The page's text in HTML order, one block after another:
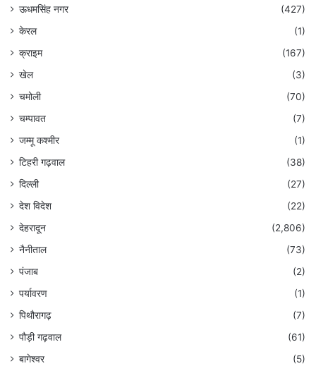
ऊधमसिंह नगर
(427)
केरल
(1)
क्राइम
(167)
खेल
(3)
चमोली
(70)
चम्पावत
(7)
जम्मू कश्मीर
(1)
टिहरी गढ़वाल
(38)
दिल्ली
(27)
देश विदेश
(22)
देहरादून
(2,806)
नैनीताल
(73)
पंजाब
(2)
पर्यावरण
(1)
पिथौरागढ़
(7)
पौड़ी गढ़वाल
(61)
बागेश्वर
(5)